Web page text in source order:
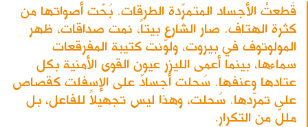
قَطعتْ الأجساد المتمرّدة الطرقات. بُحّت أصواتها من
كثرة الهتاف. صار الشارع بيتاً، نمت صداقات، ظهر
المولوتوف في بيروت، ولوّنت كتيبة المفرقعات
سماءها، بينما أعمى الليزر عيون القوى الأمنية بكل
عتادها وعنفها. سُحلت أجسادٌ على الإسفلت كقصاص
على تمرّدها. سُحلت، وهذا ليس تجهيلاً للفاعل، بل
مللٌ من التكرار.